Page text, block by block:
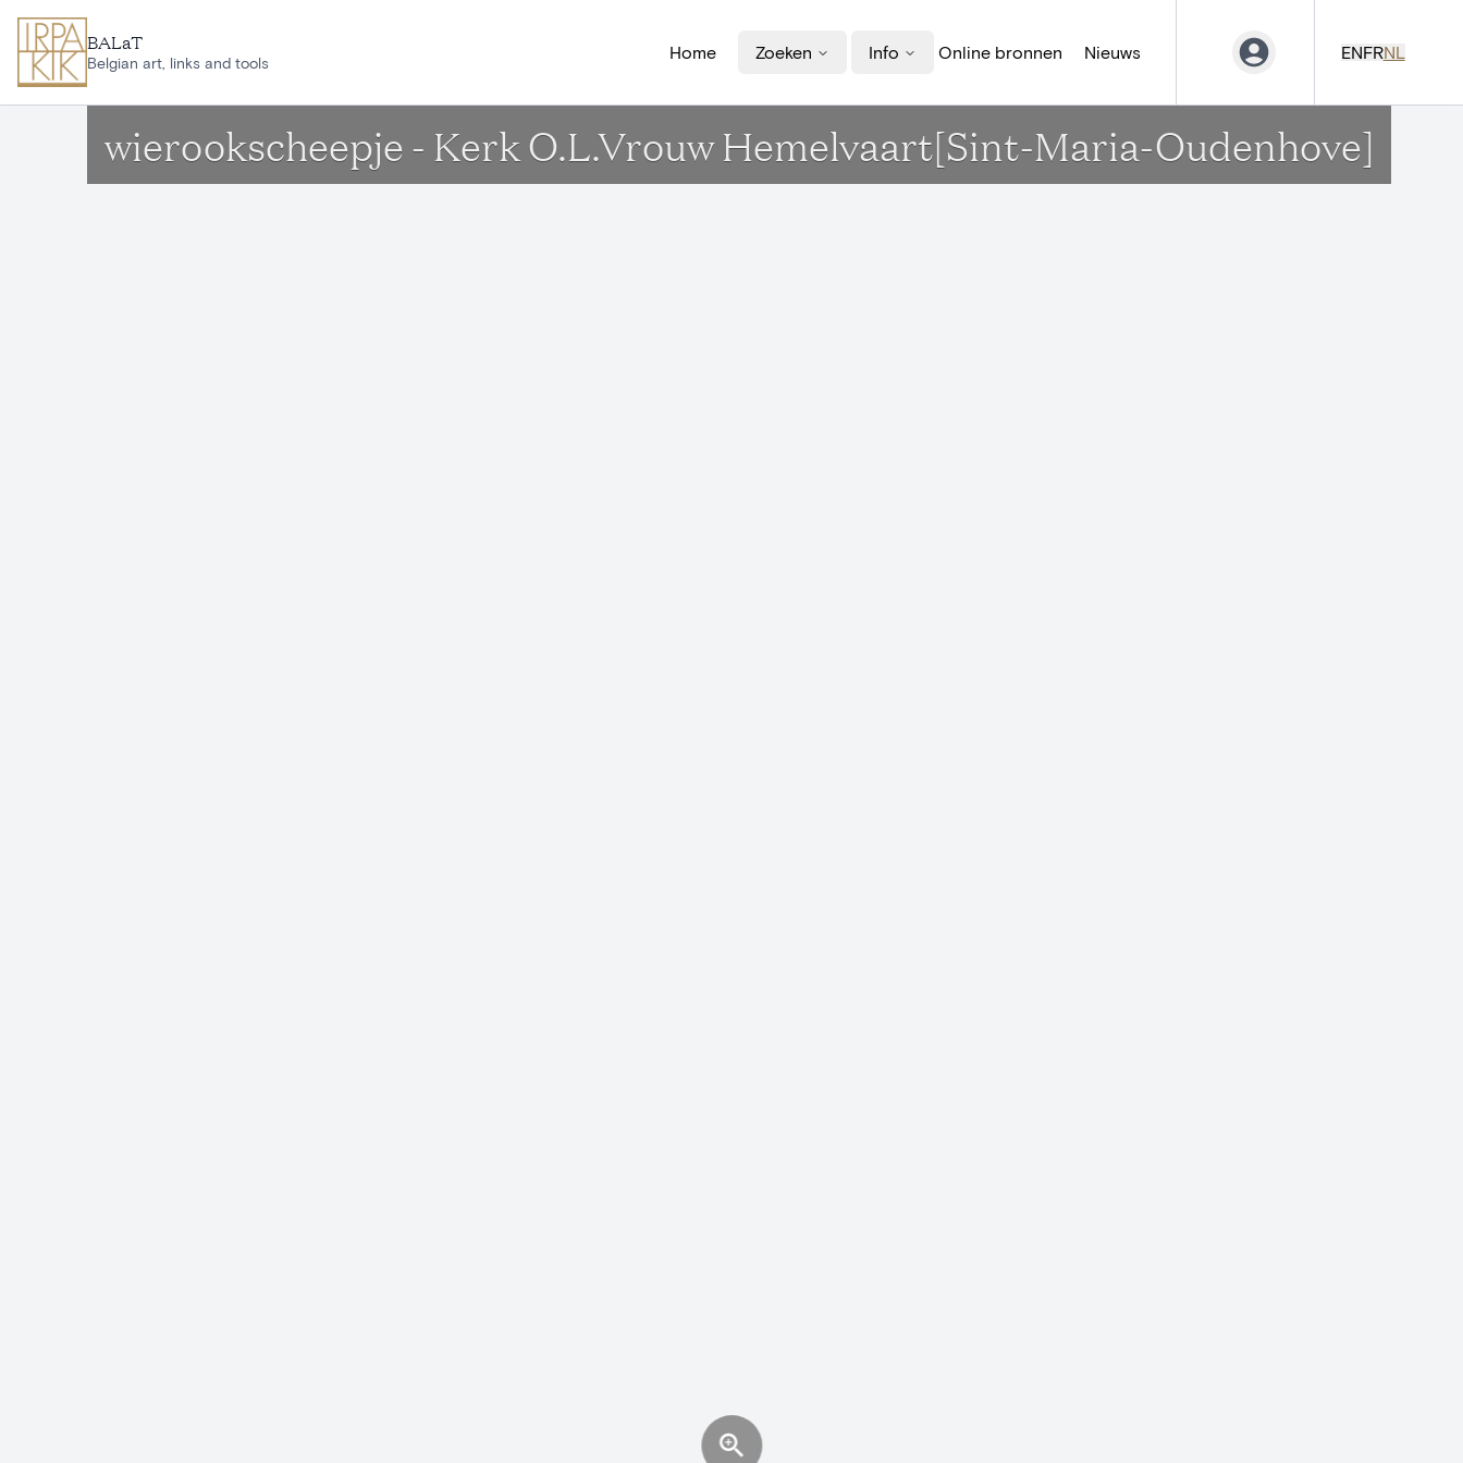
BALaT
Belgian art, links and tools
Home Zoeken Info Online bronnen Nieuws ENFRNL
wierookscheepje - Kerk O.L.Vrouw Hemelvaart[Sint-Maria-Oudenhove]